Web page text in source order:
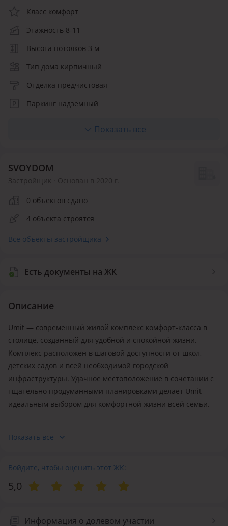
Класс комфорт
Этажность 8-11
Высота потолков 3 м
Тип дома кирпичный
Отделка предчистовая
Паркинг надземный
Детская площадка Спортивная площадка
Безопасность
Видеонаблюдение
Показать все
SVOYDOM
Застройщик · Основан в 2020 г.
0 объектов сдано
4 объекта строятся
Все объекты застройщика
Есть документы на ЖК
Описание
Ümit — современный жилой комплекс комфорт-класса в
столице, созданный для удобной и спокойной жизни.
Комплекс расположен в шаговой доступности от школ,
детских садов и всей необходимой городской
инфраструктуры. Удачное местоположение в сочетании с
тщательно продуманными планировками делает Ümit
идеальным выбором для комфортной жизни всей семьи.
💥Кирпичный дом
💥Высокоскоростные лифты
Увеличенные окна
💥 Домофон с Face ID
Показать все
Войдите, чтобы оценить этот ЖК:
5,0
Информация о долевом участии